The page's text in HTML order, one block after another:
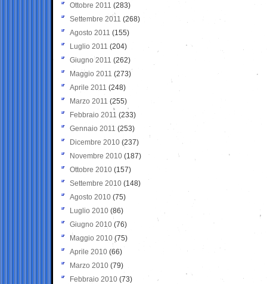
Ottobre 2011 (283)
Settembre 2011 (268)
Agosto 2011 (155)
Luglio 2011 (204)
Giugno 2011 (262)
Maggio 2011 (273)
Aprile 2011 (248)
Marzo 2011 (255)
Febbraio 2011 (233)
Gennaio 2011 (253)
Dicembre 2010 (237)
Novembre 2010 (187)
Ottobre 2010 (157)
Settembre 2010 (148)
Agosto 2010 (75)
Luglio 2010 (86)
Giugno 2010 (76)
Maggio 2010 (75)
Aprile 2010 (66)
Marzo 2010 (79)
Febbraio 2010 (73)